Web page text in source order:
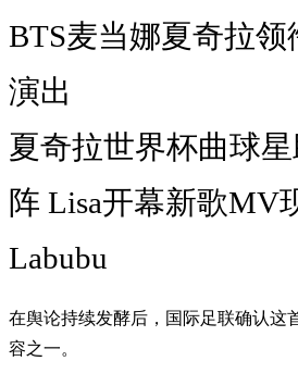
BTS麦当娜夏奇拉领
演出
夏奇拉世界杯曲球星
阵 Lisa开幕新歌MV
Labubu
在舆论持续发酵后，国际足联确认这
容之一。